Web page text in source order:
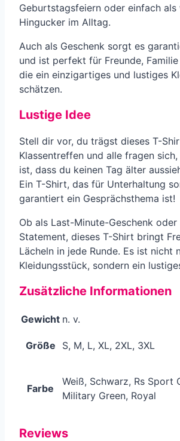
Geburtstagsfeiern oder einfach
Hingucker im Alltag.
Auch als Geschenk sorgt es
und ist perfekt für Freunde,
die ein einzigartiges und lustiges
schätzen.
Lustige Idee
Stell dir vor, du trägst dieses T-
Klassentreffen und alle fragen
ist, dass du keinen Tag älter
Ein T-Shirt, das für Unterhaltung
garantiert ein Gesprächsthema ist!
Ob als Last-Minute-Geschenk
Statement, dieses T-Shirt bringt
Lächeln in jede Runde. Es ist nicht
Kleidungsstück, sondern ein
Zusätzliche Informationen
Gewicht n. v.
Größe S, M, L, XL, 2XL, 3XL
Farbe
Weiß, Schwarz, Rs Sport
Military Green, Royal
Reviews